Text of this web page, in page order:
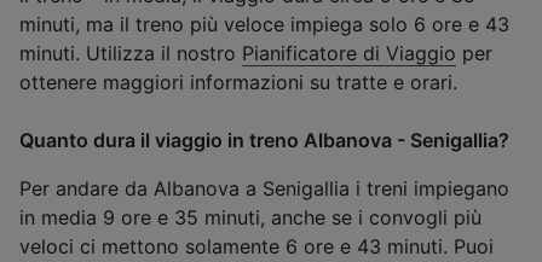
minuti, ma il treno più veloce impiega solo 6 ore e 43
minuti. Utilizza il nostro Pianificatore di Viaggio per
ottenere maggiori informazioni su tratte e orari.
Quanto dura il viaggio in treno Albanova - Senigallia?
Per andare da Albanova a Senigallia i treni impiegano
in media 9 ore e 35 minuti, anche se i convogli più
veloci ci mettono solamente 6 ore e 43 minuti. Puoi